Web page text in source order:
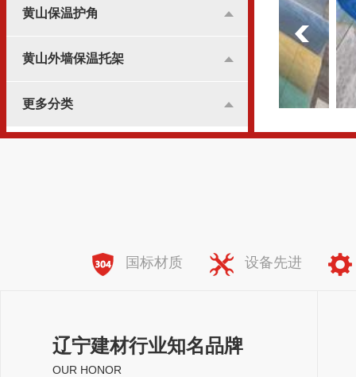
黄山保温护角
黄山外墙保温托架
更多分类
国标材质 设备先进
辽宁建材行业知名品牌
OUR HONOR